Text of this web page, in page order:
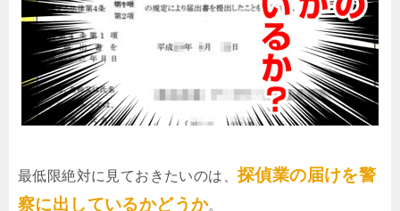
最低限絶対に見ておきたいのは、 探偵業の届けを警
察に出しているかどうか。